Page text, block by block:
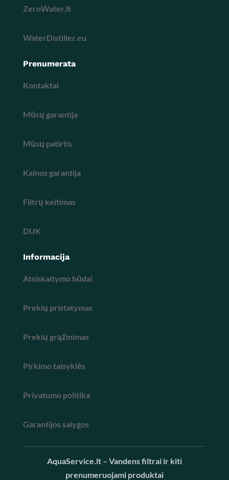
ZeroWater.lt
WaterDistiller.eu
Prenumerata
Kontaktai
Mūsų garantija
Mūsų patirtis
Kainos garantija
Filtrų keitimas
DUK
Informacija
Atsiskaitymo būdai
Prekių pristatymas
Prekių grąžinimas
Pirkimo taisyklės
Privatumo politika
Garantijos salygos
AquaService.lt – Vandens filtrai ir kiti
prenumeruojami produktai